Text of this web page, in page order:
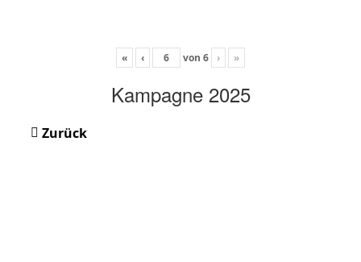
« ‹ von 6 › »
Kampagne 2025
Zurück